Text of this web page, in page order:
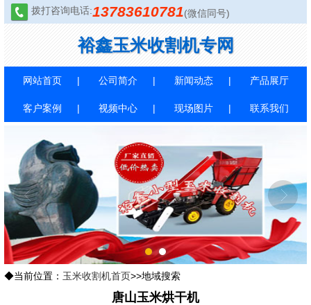
拨打咨询电话:13783610781(微信同号)
裕鑫玉米收割机专网
网站首页 公司简介 新闻动态 产品展厅
客户案例 视频中心 现场图片 联系我们
1
2
◆当前位置： 玉米收割机首页>>地域搜索
唐山玉米烘干机